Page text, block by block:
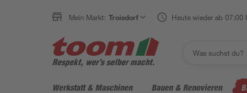
Mein Markt: Troisdorf Heute wieder ab 07:00
Werkstatt & Maschinen Bauen & Renovieren